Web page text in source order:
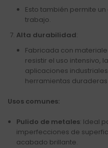
Esto también permite
trabajo.
Alta durabilidad:
Fabricada con
resistir el uso intensivo, la
aplicaciones
herramientas
Usos comunes:
Pulido de metales: Ideal
imperfecciones de
acabado brillante.